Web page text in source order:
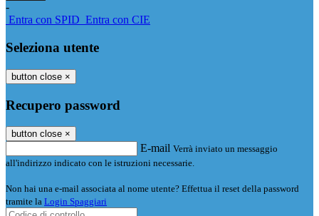
-
Entra con SPID Entra con CIE
Seleziona utente
button close ×
Recupero password
button close ×
E-mail Verrà inviato un messaggio
all'indirizzo indicato con le istruzioni necessarie.
Non hai una e-mail associata al nome utente? Effettua il reset della password
tramite la Login Spaggiari